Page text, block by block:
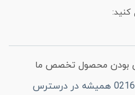
کنید:
بودن محصول تخصص ما
02165766895 همیشه در درسترس